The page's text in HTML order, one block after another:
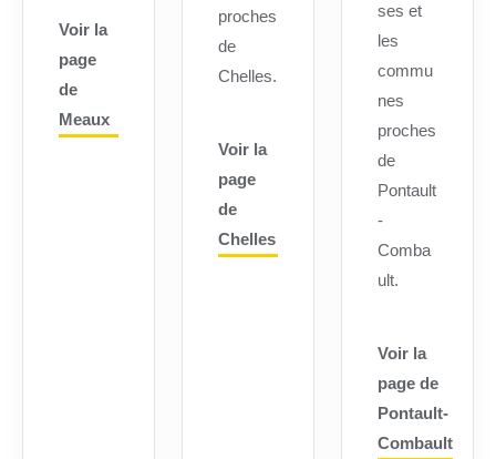
Voir la
page
de
Meaux
proches
de
Chelles.
Voir la
page
de
Chelles
ses et
les
commu
nes
proches
de
Pontault
-
Comba
ult.
Voir la
page de
Pontault-
Combault